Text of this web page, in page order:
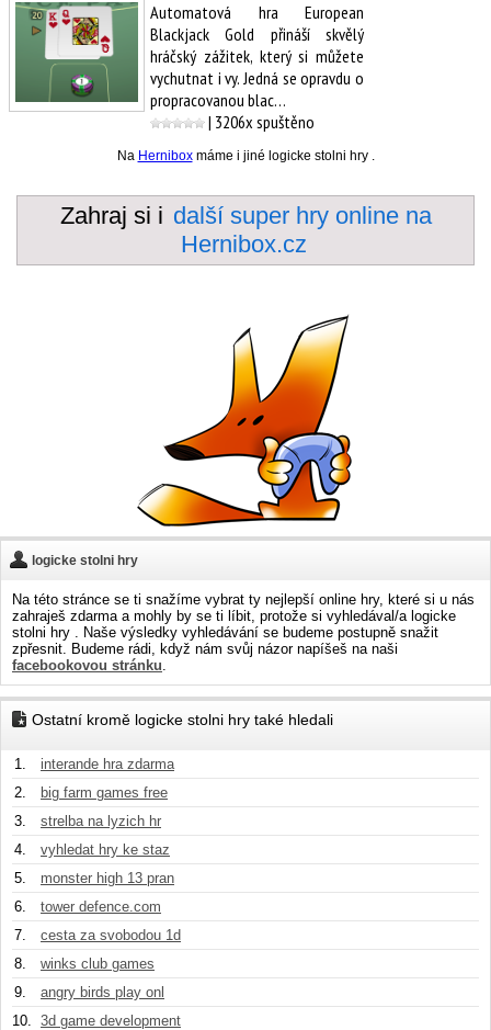
Automatová hra European
Blackjack Gold přináší skvělý
hráčský zážitek, který si můžete
vychutnat i vy. Jedná se opravdu o
propracovanou blac…
| 3206x spuštěno
Na Herniboxmáme i jiné logicke stolni hry .
Zahraj si i další super hry online na
Hernibox.cz
logicke stolni hry
Na této stránce se ti snažíme vybrat ty nejlepší online hry, které si u nás
zahraješ zdarma a mohly by se ti líbit, protože si vyhledával/a logicke
stolni hry . Naše výsledky vyhledávání se budeme postupně snažit
zpřesnit. Budeme rádi, když nám svůj názor napíšeš na naši
facebookovou stránku.
Ostatní kromě logicke stolni hry také hledali
1.
interande hra zdarma
2.
big farm games free
3. strelba na lyzich hr
4. vyhledat hry ke staz
5.
monster high 13 pran
6. tower defence.com
7. cesta za svobodou 1d
8. winks club games
9. angry birds play onl
10. 3d game development